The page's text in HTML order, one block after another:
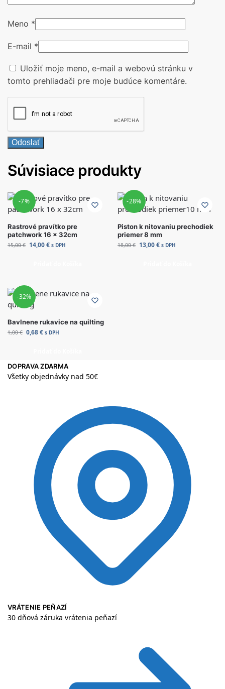
Meno *
E-mail *
Uložiť moje meno, e-mail a webovú stránku v
tomto prehliadači pre moje budúce komentáre.
Súvisiace produkty
-7%
Rastrové pravítko pre
patchwork 16 x 32cm
15,00€ 14,00€ s DPH
-28%
Piston k nitovaniu prechodiek
priemer 8 mm
18,00€ 13,00€ s DPH
-32%
Bavlnene rukavice na quilting
1,00€ 0,68€ s DPH
DOPRAVA ZDARMA
Všetky objednávky nad 50€
VRÁTENIE PEŇAZÍ
30 dňová záruka vrátenia peňazí